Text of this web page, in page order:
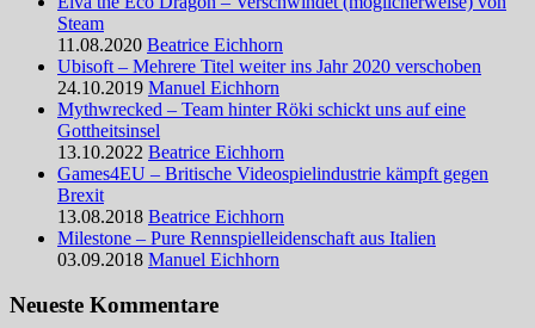
Steam
11.08.2020 Beatrice Eichhorn
Ubisoft – Mehrere Titel weiter ins Jahr 2020 verschoben
24.10.2019 Manuel Eichhorn
Mythwrecked – Team hinter Röki schickt uns auf eine
Gottheitsinsel
13.10.2022 Beatrice Eichhorn
Games4EU – Britische Videospielindustrie kämpft gegen
Brexit
13.08.2018 Beatrice Eichhorn
Milestone – Pure Rennspielleidenschaft aus Italien
03.09.2018 Manuel Eichhorn
Neueste Kommentare